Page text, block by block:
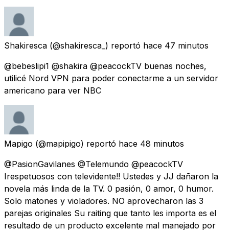
Shakiresca (@shakiresca_) reportó hace 47 minutos
@bebeslipi1 @shakira @peacockTV buenas noches,
utilicé Nord VPN para poder conectarme a un servidor
americano para ver NBC
Mapigo (@mapipigo) reportó hace 48 minutos
@PasionGavilanes @Telemundo @peacockTV
Irespetuosos con televidente!! Ustedes y JJ dañaron la
novela más linda de la TV. 0 pasión, 0 amor, 0 humor.
Solo matones y violadores. NO aprovecharon las 3
parejas originales Su raiting que tanto les importa es el
resultado de un producto excelente mal manejado por